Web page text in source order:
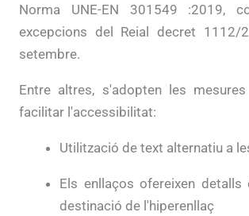
Norma UNE-EN 301549 :2019,
excepcions del Reial decret
setembre.
Entre altres, s'adopten les
facilitar l'accessibilitat:
Utilització de text alternatiu a
Els enllaços ofereixen
destinació de l'hiperenllaç